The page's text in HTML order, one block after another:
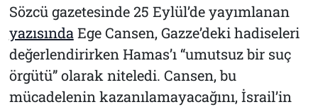
Sözcü gazetesinde 25 Eylül’de yayımlanan
yazısında Ege Cansen, Gazze’deki hadiseleri
değerlendirirken Hamas’ı “umutsuz bir suç
örgütü” olarak niteledi. Cansen, bu
mücadelenin kazanılamayacağını, İsrail’in